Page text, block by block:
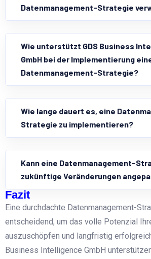
Datenmanagement-Strategie
Wie unterstützt GDS Business
GmbH bei der Implementierung
Datenmanagement-Strategie?
Wie lange dauert es, eine
Strategie zu implementieren?
Kann eine Datenmanagement-
zukünftige Veränderungen
Fazit
Eine durchdachte Datenmanagement-
entscheidend, um das volle Potenzial
auszuschöpfen und langfristig
Business Intelligence GmbH